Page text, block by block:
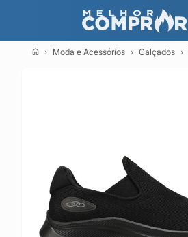
Moda e Acessórios Calçados